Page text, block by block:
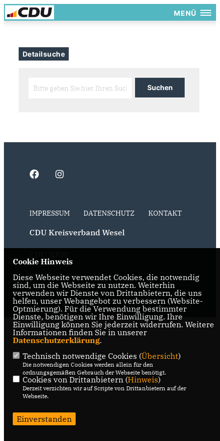
MENÜ
Detailsuche
IMPRESSUM DATENSCHUTZ KONTAKT
CDU Kreisverband Wesel
CDU Deutschlands
@2026 CDU
Gemeindeverband Sonsbeck
Alle Rechte vorbehalten.
Realisation: Sharkness Media
GmbH & Co. KG
Cookie Hinweis
Diese Webseite verwendet Cookies, die notwendig
sind, um die Webseite zu nutzen. Weiterhin
verwenden wir Dienste von Drittanbietern, die uns
helfen, unser Webangebot zu verbessern (Website-
Optmierung). Für die Verwendung bestimmter
Dienste, benötigen wir Ihre Einwilligung. Ihre
Einwilligung können Sie jederzeit widerrufen. Weitere
Informationen finden Sie in unserer
Datenschutzerklärung.
Technisch notwendige Cookies (Übersicht)
Die notwendigen Cookies werden allein für den
ordnungsgemäßen Gebrauch der Webseite benötigt.
Cookies von Drittanbietern (Hinweis)
Derzeit verzichten wir auf Scripte von Drittanbietern auf der
Webseite.
Einverstanden